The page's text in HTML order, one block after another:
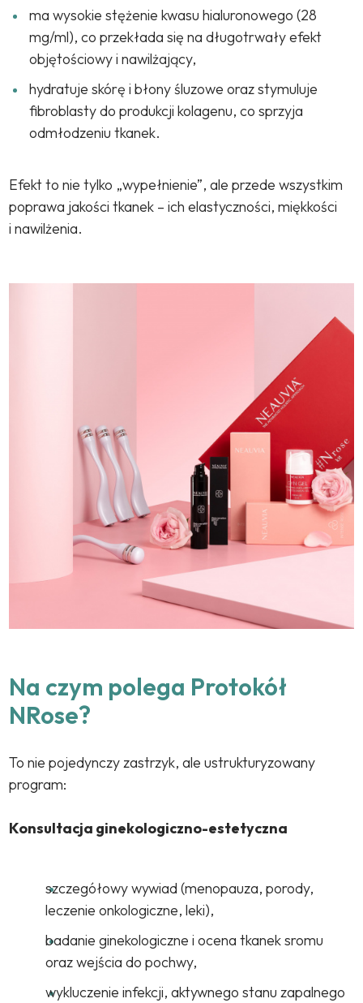
ma wysokie stężenie kwasu hialuronowego (28
mg/ml), co przekłada się na długotrwały efekt
objętościowy i nawilżający,
hydratuje skórę i błony śluzowe oraz stymuluje
fibroblasty do produkcji kolagenu, co sprzyja
odmłodzeniu tkanek.
Efekt to nie tylko „wypełnienie”, ale przede wszystkim
poprawa jakości tkanek – ich elastyczności, miękkości
i nawilżenia.
Na czym polega Protokół
NRose?
To nie pojedynczy zastrzyk, ale ustrukturyzowany
program:
Konsultacja ginekologiczno-estetyczna
szczegółowy wywiad (menopauza, porody,
leczenie onkologiczne, leki),
badanie ginekologiczne i ocena tkanek sromu
oraz wejścia do pochwy,
wykluczenie infekcji, aktywnego stanu zapalnego